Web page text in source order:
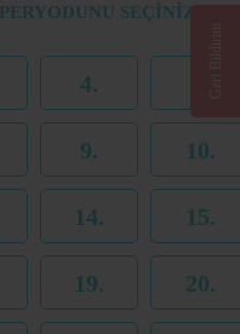
SEÇİNİZ
4.
9. 10.
14. 15.
19. 20.